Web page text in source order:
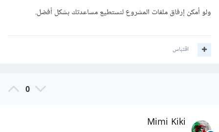
ولو أمكن إرفاق ملفات المشروع لنستطيع مساعدتك بشكل أفضل.
اقتباس
0
Mimi Kiki